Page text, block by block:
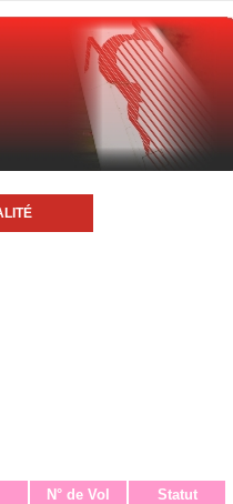
N° de Vol Statut